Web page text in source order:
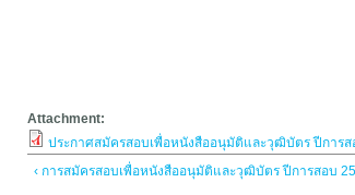
Attachment:
ประกาศสมัครสอบเพื่อหนังสืออนุมัติและวุฒิบัตร ปีการส
‹ การสมัครสอบเพื่อหนังสืออนุมัติและวุฒิบัตร ปีการสอบ